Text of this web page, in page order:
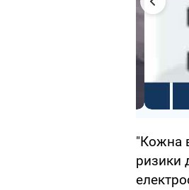
"Кожна
ризики